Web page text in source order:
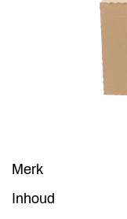
Merk
Inhoud